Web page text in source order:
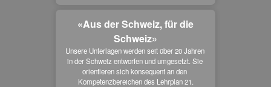
«Aus der Schweiz, für die
Schweiz»
Unsere Unterlagen werden seit über 20 Jahren
in der Schweiz entworfen und umgesetzt. Sie
orientieren sich konsequent an den
Kompetenzbereichen des Lehrplan 21.